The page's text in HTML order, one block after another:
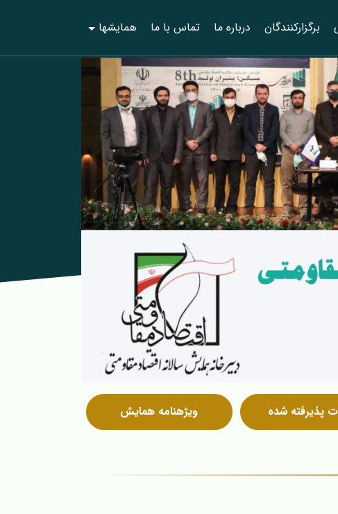
برگزارکنندگان درباره ما تماس با ما همایش‎ها
پذیرفته شده ویژه‎نامه همایش